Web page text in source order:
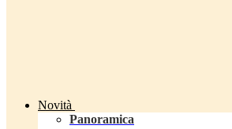
Novità
Panoramica